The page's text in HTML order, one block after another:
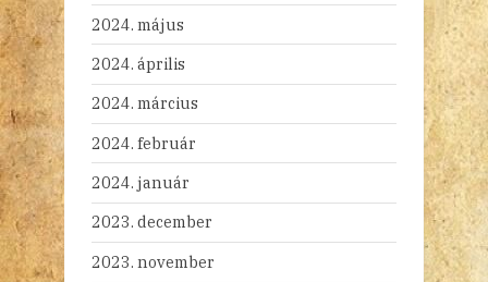
2024. május
2024. április
2024. március
2024. február
2024. január
2023. december
2023. november